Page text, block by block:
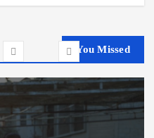
You Missed